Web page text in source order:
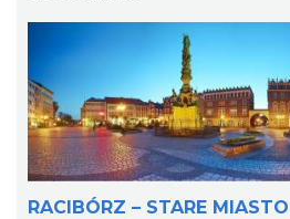
RACIBÓRZ – STARE